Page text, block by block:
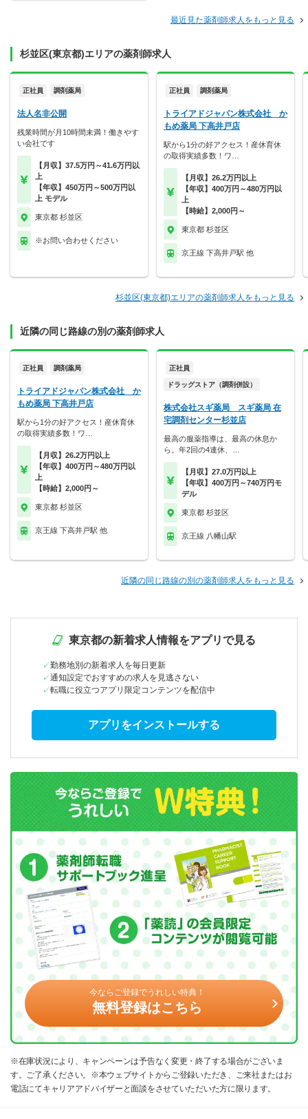
最近見た薬剤師求人をもっと見る
杉並区(東京都)エリアの薬剤師求人
正社員 調剤薬局
法人名非公開
残業時間が月10時間未満！働きやす
い会社です
【月収】37.5万円～41.6万円以
上
【年収】450万円～500万円以
上 モデル
東京都 杉並区
※お問い合わせください
正社員 調剤薬局
トライアドジャパン株式会社 か
もめ薬局 下高井戸店
駅から1分の好アクセス！産休育休
の取得実績多数！ワ…
【月収】26.2万円以上
【年収】400万円～480万円以
上
【時給】2,000円～
東京都 杉並区
京王線 下高井戸駅 他
杉並区(東京都)エリアの薬剤師求人をもっと見る
近隣の同じ路線の別の薬剤師求人
正社員 調剤薬局
トライアドジャパン株式会社 か
もめ薬局 下高井戸店
駅から1分の好アクセス！産休育休
の取得実績多数！ワ…
【月収】26.2万円以上
【年収】400万円～480万円以
上
【時給】2,000円～
東京都 杉並区
京王線 下高井戸駅 他
正社員
ドラッグストア（調剤併設）
株式会社スギ薬局 スギ薬局 在
宅調剤センター杉並店
最高の服薬指導は、最高の休息か
ら。年2回の4連休、…
【月収】27.0万円以上
【年収】400万円～740万円モ
デル
東京都 杉並区
京王線 八幡山駅
近隣の同じ路線の別の薬剤師求人をもっと見る
東京都の新着求人情報をアプリで見る
勤務地別の新着求人を毎日更新
通知設定でおすすめの求人を見逃さない
転職に役立つアプリ限定コンテンツを配信中
アプリをインストールする
今ならご登録でうれしい特典！
無料登録はこちら
※在庫状況により、キャンペーンは予告なく変更・終了する場合がございま
す。ご了承ください。※本ウェブサイトからご登録いただき、ご来社またはお
電話にてキャリアアドバイザーと面談をさせていただいた方に限ります。